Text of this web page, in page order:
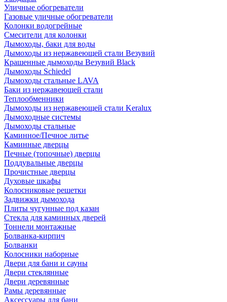
Уличные обогреватели
Газовые уличные обогреватели
Колонки водогрейные
Смесители для колонки
Дымоходы, баки для воды
Дымоходы из нержавеющей стали Везувий
Крашенные дымоходы Везувий Black
Дымоходы Schiedel
Дымоходы стальные LAVA
Баки из нержавеющей стали
Теплообменники
Дымоходы из нержавеющей стали Keralux
Дымоходные системы
Дымоходы стальные
Каминное/Печное литье
Каминные дверцы
Печные (топочные) дверцы
Поддувальные дверцы
Прочистные дверцы
Духовые шкафы
Колосниковые решетки
Задвижки дымохода
Плиты чугунные под казан
Стекла для каминных дверей
Тоннели монтажные
Болванка-кирпич
Болванки
Колосники наборные
Двери для бани и сауны
Двери стеклянные
Двери деревянные
Рамы деревянные
Аксессуары для бани